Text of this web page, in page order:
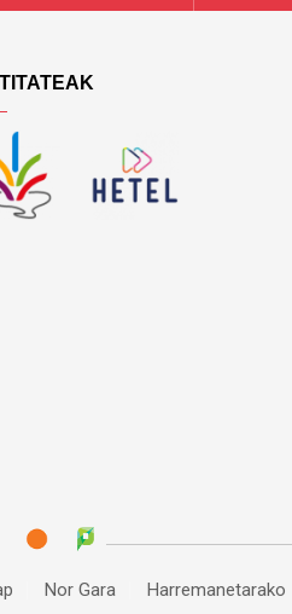
Nor Gara Harremanetarako